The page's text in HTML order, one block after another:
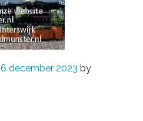
6 december 2023 by